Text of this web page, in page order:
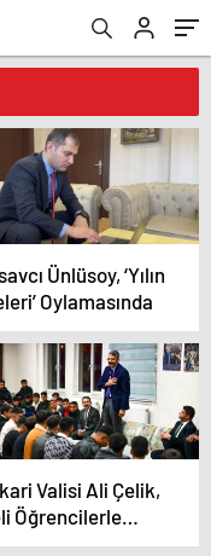
Ünlüsoy, ‘Yılın
Oylamasında
Valisi Ali Çelik,
Öğrencilerle
Yaptı